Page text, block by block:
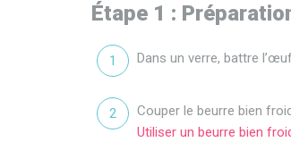
Étape 1 :
Dans un verre, battre
Couper le beurre bien
Utiliser un beurre bien